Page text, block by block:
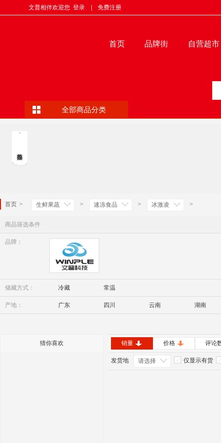
文普相伴欢迎您 登录 免费注册
首页 品牌街 自营超市
全部商品分类
首页 > 生鲜果蔬 > 速冻食品 > 冰激凌 >
商品筛选条件
品牌：
Winple
储藏方式： 冷藏 常温
产地： 广东 四川 云南 湖南
猜你喜欢 销量 价格 评论
发货地 请选择 仅显示有货